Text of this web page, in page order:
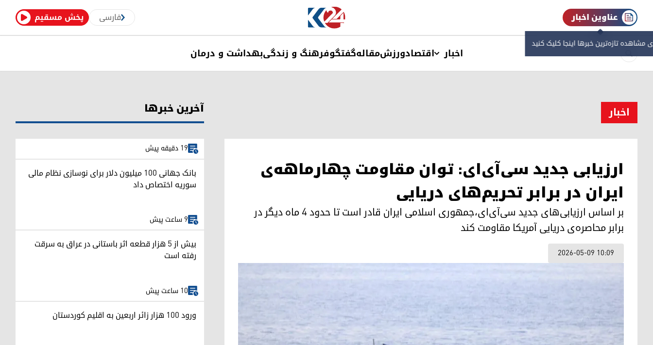
پخش مسقیم فارسی عناوین اخبار
مشاهده‌ تازه‌ترین خبرها اینجا کلیک کنید
اخبار اقتصادورزشمقالهگفتگوفرهنگ و زندگیبهداشت و درمان
اخبار
ارزیابی جدید سی‌آی‌ای: توان مقاومت چهارماهه‌ی
ایران در برابر تحریم‌های دریایی
بر اساس ارزیابی‌های جدید سی‌آی‌ای،جمهوری اسلامی ایران قادر است تا حدود ۴ ماه دیگر در
برابر محاصره‌ی دریایی آمریکا مقاومت کند
2026-05-09 10:09
آخرین خبرها
19 دقیقه پیش
بانک جهانی ۱۰۰ میلیون دلار برای نوسازی نظام مالی
سوریه اختصاص داد
9 ساعت پیش
بیش از ۵ هزار قطعه اثر باستانی در عراق به سرقت
رفته است
10 ساعت پیش
ورود ۱۰۰ هزار زائر اربعین به اقلیم کوردستان